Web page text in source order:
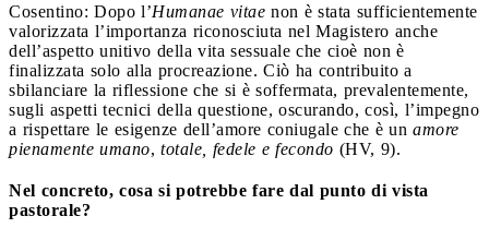
Cosentino: Dopo l’Humanae vitae non è stata sufficientemente
valorizzata l’importanza riconosciuta nel Magistero anche
dell’aspetto unitivo della vita sessuale che cioè non è
finalizzata solo alla procreazione. Ciò ha contribuito a
sbilanciare la riflessione che si è soffermata, prevalentemente,
sugli aspetti tecnici della questione, oscurando, così, l’impegno
a rispettare le esigenze dell’amore coniugale che è un amore
pienamente umano, totale, fedele e fecondo (HV, 9).
Nel concreto, cosa si potrebbe fare dal punto di vista
pastorale?